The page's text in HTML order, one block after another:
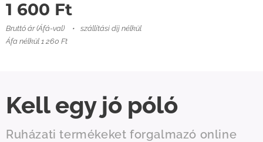
1 600 Ft
Bruttó ár (Áfá-val)
szállítási díj nélkül
Áfa nélkül 1 260 Ft
Kell egy jó póló
Ruházati termékeket forgalmazó online